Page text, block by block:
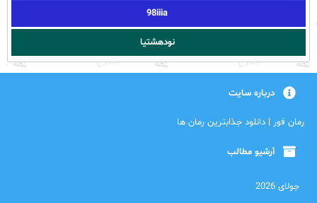
98iiia
نودهشتیا
درباره سایت
رمان فور | دانلود جذابترین رمان ها
آرشیو مطالب
جولای 2026